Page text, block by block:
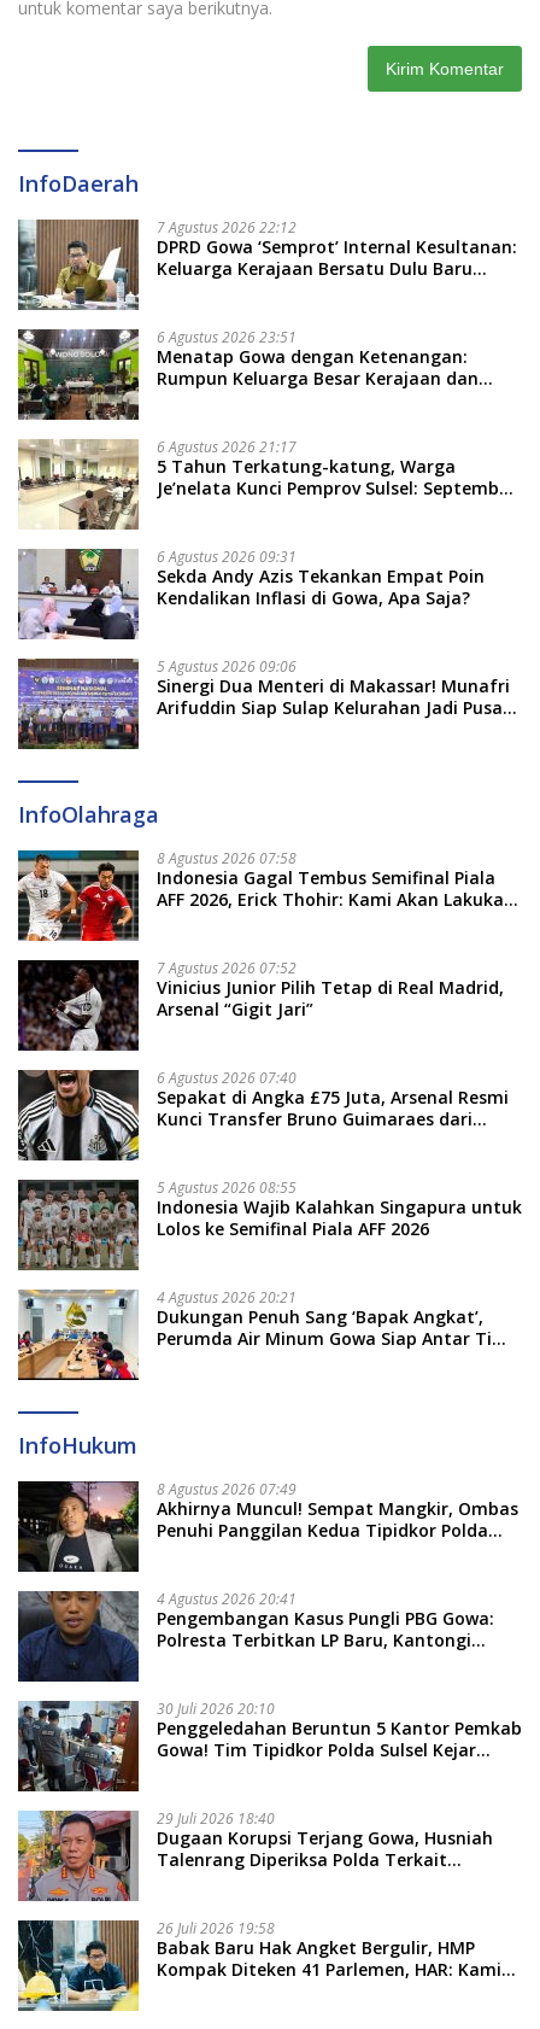
untuk komentar saya berikutnya.
InfoDaerah
7 Agustus 2026 22:12
DPRD Gowa ‘Semprot’ Internal Kesultanan:
Keluarga Kerajaan Bersatu Dulu Baru
6 Agustus 2026 23:51
Menatap Gowa dengan Ketenangan:
Rumpun Keluarga Besar Kerajaan dan
Soal Adat dan Adab
6 Agustus 2026 21:17
5 Tahun Terkatung-katung, Warga
Je’nelata Kunci Pemprov Sulsel: September
6 Agustus 2026 09:31
Sekda Andy Azis Tekankan Empat Poin
Kendalikan Inflasi di Gowa, Apa Saja?
5 Agustus 2026 09:06
Sinergi Dua Menteri di Makassar! Munafri
Arifuddin Siap Sulap Kelurahan Jadi Pusat
InfoOlahraga
8 Agustus 2026 07:58
Indonesia Gagal Tembus Semifinal Piala
AFF 2026, Erick Thohir: Kami Akan Lakukan
7 Agustus 2026 07:52
Vinicius Junior Pilih Tetap di Real Madrid,
Arsenal “Gigit Jari”
6 Agustus 2026 07:40
Sepakat di Angka £75 Juta, Arsenal Resmi
Kunci Transfer Bruno Guimaraes dari
5 Agustus 2026 08:55
Indonesia Wajib Kalahkan Singapura untuk
Lolos ke Semifinal Piala AFF 2026
4 Agustus 2026 20:21
Dukungan Penuh Sang ‘Bapak Angkat’,
Perumda Air Minum Gowa Siap Antar Tim
InfoHukum
8 Agustus 2026 07:49
Akhirnya Muncul! Sempat Mangkir, Ombas
Penuhi Panggilan Kedua Tipidkor Polda
4 Agustus 2026 20:41
Pengembangan Kasus Pungli PBG Gowa:
Polresta Terbitkan LP Baru, Kantongi
30 Juli 2026 20:10
Penggeledahan Beruntun 5 Kantor Pemkab
Gowa! Tim Tipidkor Polda Sulsel Kejar
29 Juli 2026 18:40
Dugaan Korupsi Terjang Gowa, Husniah
Talenrang Diperiksa Polda Terkait
26 Juli 2026 19:58
​Babak Baru Hak Angket Bergulir, HMP
Kompak Diteken 41 Parlemen, HAR: Kami